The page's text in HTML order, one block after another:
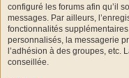
configuré les forums afin qu’il
messages. Par ailleurs,
fonctionnalités
personnalisés, la messagerie
l’adhésion à des groupes, etc.
conseillée.